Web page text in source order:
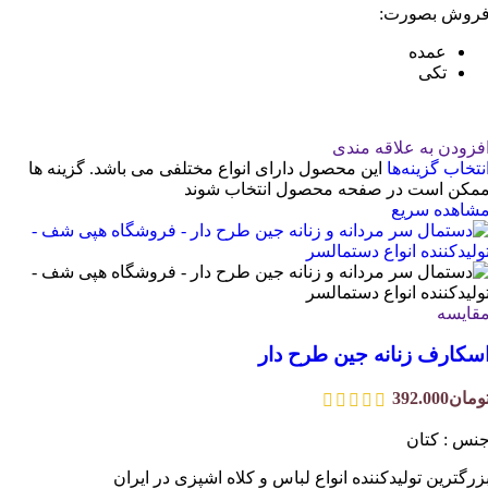
بصورت:
عمده
تکی
به علاقه مندی
گزینه‌ها این محصول دارای انواع مختلفی می باشد. گزینه ها
است در صفحه محصول انتخاب شوند
سریع
زنانه جین طرح دار
392.000
: کتان
تولیدکننده انواع لباس و کلاه اشپزی در ایران